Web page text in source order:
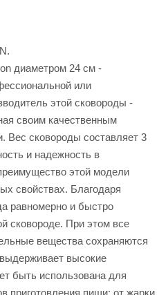
диаметром 24 см -
или
этой сковороды -
своим качественным
Вес сковороды составляет 3
и надежность в
этой модели
свойствах. Благодаря
равномерно и быстро
сковороде. При этом все
вещества сохраняются
высокие
быть использована для